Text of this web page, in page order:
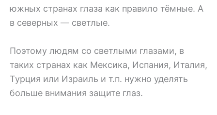
южных странах глаза как правило тёмные. А
в северных — светлые.
Поэтому людям со светлыми глазами, в
таких странах как Мексика, Испания, Италия,
Турция или Израиль и т.п. нужно уделять
больше внимания защите глаз.